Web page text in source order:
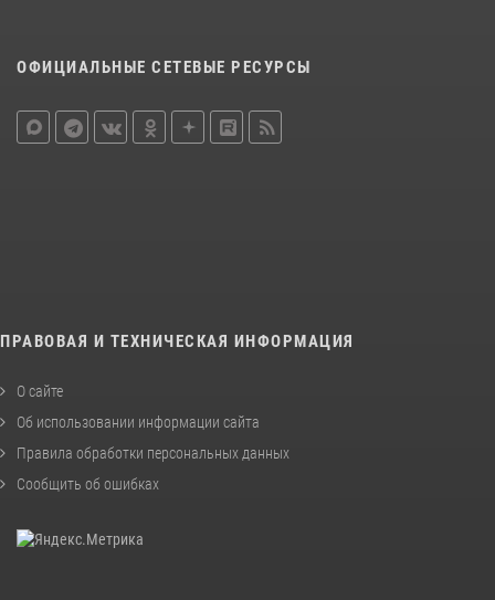
ОФИЦИАЛЬНЫЕ СЕТЕВЫЕ РЕСУРСЫ
ПРАВОВАЯ И ТЕХНИЧЕСКАЯ ИНФОРМАЦИЯ
О сайте
Об использовании информации сайта
Правила обработки персональных данных
Сообщить об ошибках